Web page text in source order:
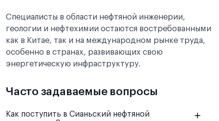
Специалисты в области нефтяной инженерии,
геологии и нефтехимии остаются востребованными
как в Китае, так и на международном рынке труда,
особенно в странах, развивающих свою
энергетическую инфраструктуру.
Часто задаваемые вопросы
Как поступить в Сианьский нефтяной